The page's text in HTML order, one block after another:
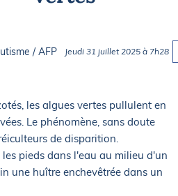
FLASH INFO
/ AFP Jeudi 31 juillet 2025 à 7h28
les algues vertes pullulent en
Le phénomène, sans doute
de disparition.
pieds dans l'eau au milieu d'un
une huître enchevêtrée dans un